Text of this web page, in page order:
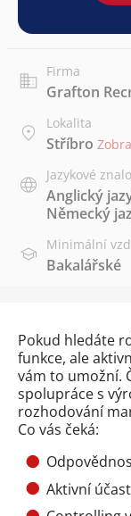
Firma
Grafton
Lokalita
Stříbro
Jazykové
Anglický
Německý
Minimální
Bakalářské
Pokud hledáte
funkce, ale
vám to umožní.
spolupráce s
rozhodování
Co vás čeká:
Aktivní